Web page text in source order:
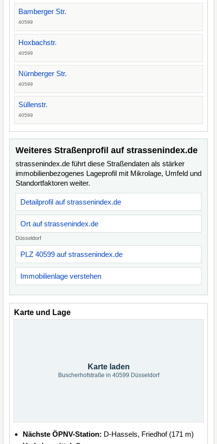
Bamberger Str.
40599
Hoxbachstr.
40599
Nürnberger Str.
40599
Süllenstr.
40599
Weiteres Straßenprofil auf strassenindex.de
strassenindex.de führt diese Straßendaten als stärker
immobilienbezogenes Lageprofil mit Mikrolage, Umfeld und
Standortfaktoren weiter.
Detailprofil auf strassenindex.de
Ort auf strassenindex.de
Düsseldorf
PLZ 40599 auf strassenindex.de
Immobilienlage verstehen
Karte und Lage
Karte laden
Buscherhofstraße in 40599 Düsseldorf
Nächste ÖPNV-Station: D-Hassels, Friedhof (171 m)